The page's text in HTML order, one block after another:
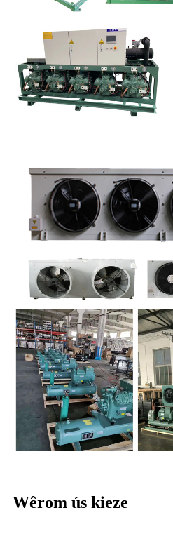
Wêrom ús kieze